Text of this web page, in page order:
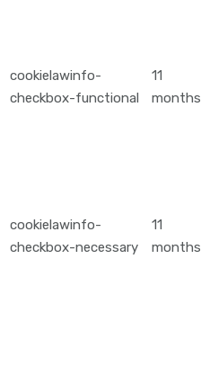
cookielawinfo-
checkbox-functional
11
months
cookielawinfo-
checkbox-necessary
11
months